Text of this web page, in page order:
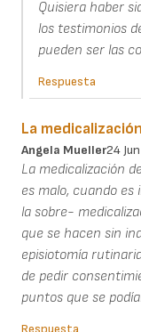
Quisiera haber
los testimonios
pueden ser las
Respuesta
La
Angela Mueller24
La medicalización
es malo, cuando
la sobre-
que se hacen sin
episiotomía
de pedir
puntos que se